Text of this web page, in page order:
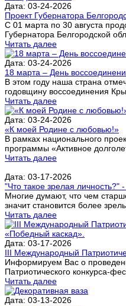
Дата: 03-24-2026
Проект Губернатора
С 01 марта по 30 августа
Губернатора Белгородской
Читать далее
Дата: 03-24-2026
18 марта – День
В этом году наша страна
годовщину воссоединения
Читать далее
Дата: 03-24-2026
«К моей Родине с любовью!»
В рамках национального
программы «Активное
Читать далее
Дата: 03-17-2026
"Что такое зрелая личность?" -
Многие думают, что чем
значит становится более
Читать далее
Дата: 03-17-2026
III Международный
Информируем Вас о
Патриотического конкурса-
Читать далее
Дата: 03-13-2026